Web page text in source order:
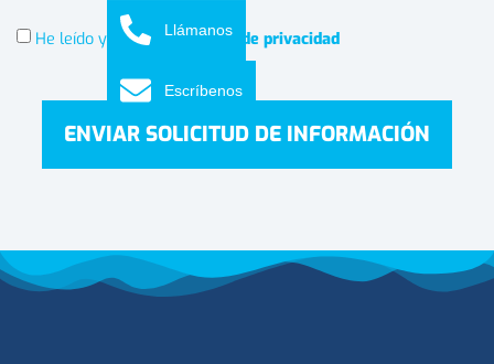
He leído y acepto lapolítica de privacidad
ENVIAR SOLICITUD DE INFORMACIÓN
Llámanos
Escríbenos